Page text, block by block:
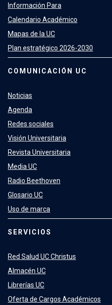
Información Para
Calendario Académico
Mapas de la UC
Plan estratégico 2026-2030
COMUNICACIÓN UC
Noticias
Agenda
Redes sociales
Visión Universitaria
Revista Universitaria
Media UC
Radio Beethoven
Glosario UC
Uso de marca
SERVICIOS
Red Salud UC Christus
Almacén UC
Librerías UC
Oferta de Cargos Académicos